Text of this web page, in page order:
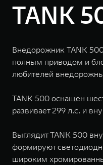
TANK
Внедорожник TANK
полным приводом и
любителей
TANK 500 оснащен
развивает 299 л.с. и
Выглядит TANK 500
формируют
широким